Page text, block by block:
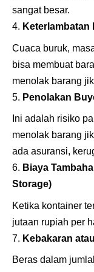
sangat besar.
Keterlambatan
Cuaca buruk,
bisa membuat
menolak barang
Penolakan
Ini adalah risiko
menolak barang
ada asuransi,
Biaya
Storage)
Ketika kontainer
jutaan rupiah per
Kebakaran
Beras dalam